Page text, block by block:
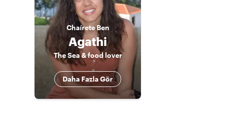
ChaíreteBen
Agathi
The Sea & food lover
Daha Fazla Gör